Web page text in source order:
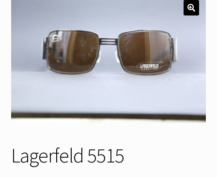
Déconnexion
Mon Compte
Lagerfeld 5515